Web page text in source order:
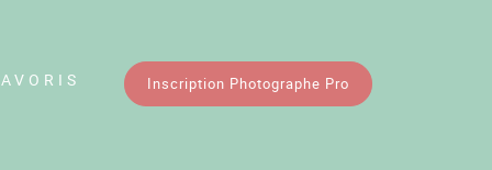
Inscription Photographe Pro